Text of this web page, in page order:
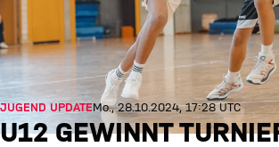
JUGEND UPDATEMo., 28.10.2024, 17:28 UTC
U12 GEWINNT